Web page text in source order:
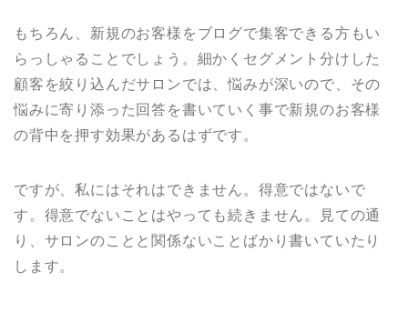
もちろん、新規のお客様をブログで集客できる方もい
らっしゃることでしょう。細かくセグメント分けした
顧客を絞り込んだサロンでは、悩みが深いので、その
悩みに寄り添った回答を書いていく事で新規のお客様
の背中を押す効果があるはずです。
ですが、私にはそれはできません。得意ではないで
す。得意でないことはやっても続きません。見ての通
り、サロンのことと関係ないことばかり書いていたり
します。